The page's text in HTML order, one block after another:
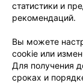
статистики и
рекомендаций.
Вы можете
cookie или
Для получения
сроках и